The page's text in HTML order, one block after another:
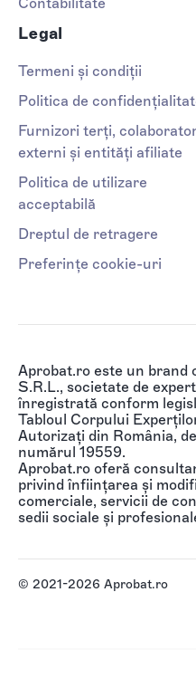
Legal
Termeni și condiții
Politica de
Furnizori terți,
externi și entități afiliate
Politica de utilizare
acceptabilă
Dreptul de retragere
Preferințe cookie-uri
Aprobat.ro este un brand
S.R.L., societate de
înregistrată conform
Tabloul Corpului
Autorizați din România,
numărul 19559.
Aprobat.ro oferă
privind înființarea și
comerciale, servicii de
sedii sociale și
© 2021-2026 Aprobat.ro